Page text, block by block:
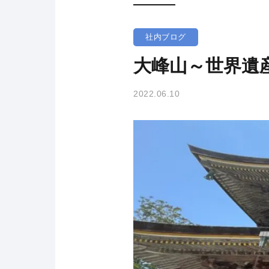
社内ブログ
大峰山～世界遺
2022.06.10